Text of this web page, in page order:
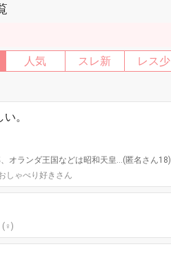
人気 スレ新 レス少
。
オランダ王国などは昭和天皇…(匿名さん18)
しゃべり好きさん
(♀)